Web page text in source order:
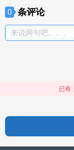
0 条评论
来说两句吧。。。
已有